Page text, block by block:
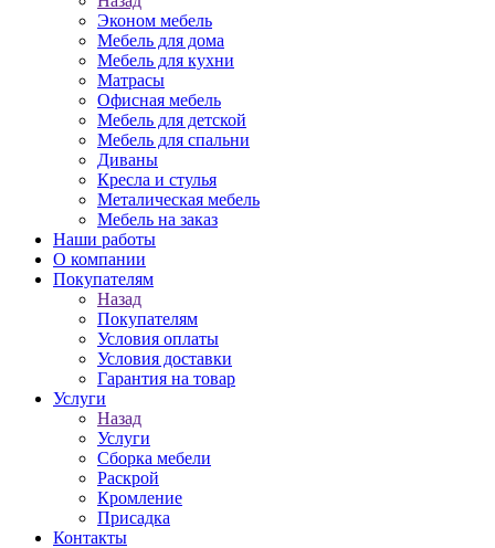
Эконом мебель
Мебель для дома
Мебель для кухни
Матрасы
Офисная мебель
Мебель для детской
Мебель для спальни
Диваны
Кресла и стулья
Металическая мебель
Мебель на заказ
Наши работы
О компании
Покупателям
Назад
Покупателям
Условия оплаты
Условия доставки
Гарантия на товар
Услуги
Назад
Услуги
Сборка мебели
Раскрой
Кромление
Присадка
Контакты